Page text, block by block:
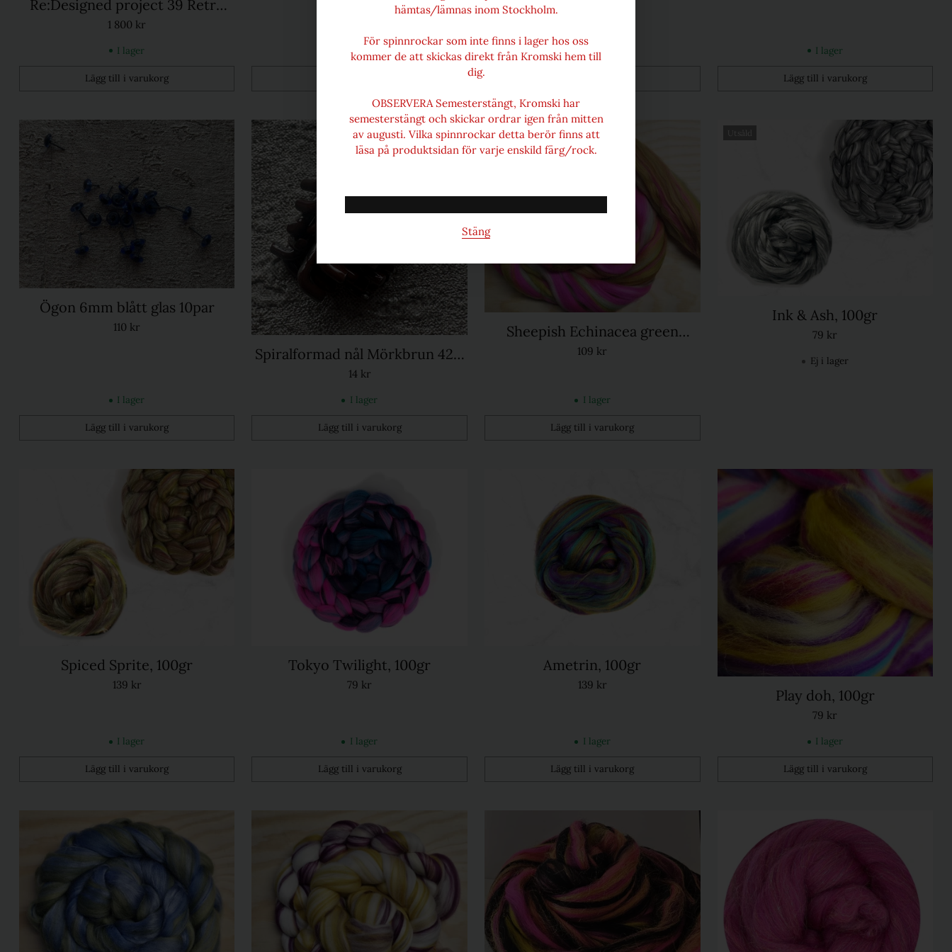
hämtas/lämnas inom Stockholm.
För spinnrockar som inte finns i lager hos oss
kommer de att skickas direkt från Kromski hem till
dig.
OBSERVERA Semesterstängt, Kromski har
semesterstängt och skickar ordrar igen från mitten
av augusti. Vilka spinnrockar detta berör finns att
läsa på produktsidan för varje enskild färg/rock.
Stäng
Re:Designed project 39 Retro
Yellow
1 800 kr
I lager
Lägg till i varukorg
I lager I lager I lager
Lägg till i varukorg
Ögon 6mm blått glas 10par
110 kr
I lager
Lägg till i varukorg
Spiralformad nål Mörkbrun 42G
NYHET
14 kr
I lager
Lägg till i varukorg
Sheepish Echinacea green
twister, 100gr
109 kr
I lager
Lägg till i varukorg
Ink & Ash, 100gr
79 kr
Ej i lager
Spiced Sprite, 100gr
139 kr
I lager
Lägg till i varukorg
Tokyo Twilight, 100gr
79 kr
I lager
Lägg till i varukorg
Ametrin, 100gr
139 kr
I lager
Lägg till i varukorg
Play doh, 100gr
79 kr
I lager
Lägg till i varukorg